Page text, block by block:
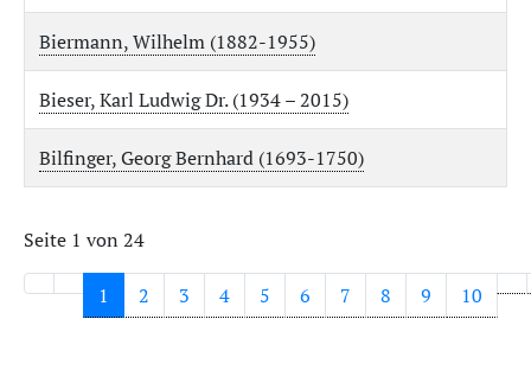
Biermann, Wilhelm (1882-1955)
Bieser, Karl Ludwig Dr. (1934 – 2015)
Bilfinger, Georg Bernhard (1693-1750)
Seite 1 von 24
1 2 3 4 5 6 7 8 9 10